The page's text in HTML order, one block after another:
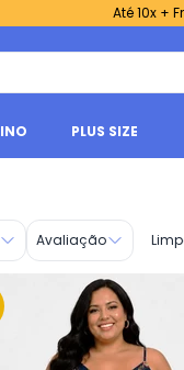
Até 10x +
PLUS SIZE
Avaliação